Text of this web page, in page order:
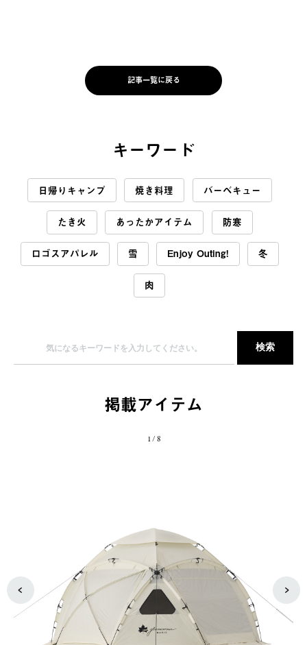
記事一覧に戻る
キーワード
日帰りキャンプ 焼き料理 バーベキュー
たき火 あったかアイテム 防寒
ロゴスアパレル 雪 Enjoy Outing! 冬
肉
掲載アイテム
1/8